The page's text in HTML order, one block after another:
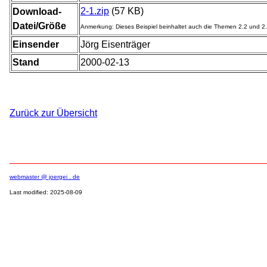
Download-
Datei/Größe
2-1.zip (57 KB)
Anmerkung: Dieses Beispiel beinhaltet auch die Themen 2.2 und
Einsender
Jörg Eisenträger
Stand
2000-02-13
Zurück zur Übersicht
webmaster @ joergei . de
Last modified: 2025-08-09